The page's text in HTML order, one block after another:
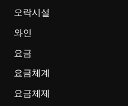
오락시설
와인
요금
요금체계
요금체제